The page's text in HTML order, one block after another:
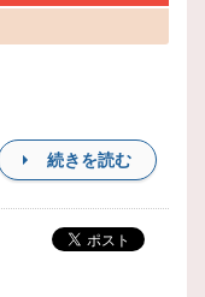
続きを読む